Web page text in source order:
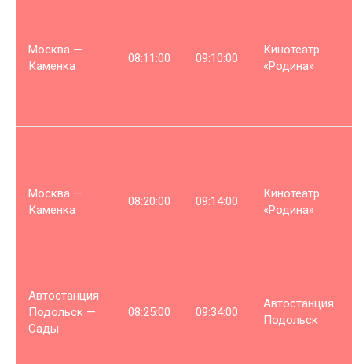
Москва —
Каменка
08:11:00 09:10:00
Кинотеатр
«Родина»
Москва —
Каменка
08:20:00 09:14:00
Кинотеатр
«Родина»
Автостанция
Подольск —
Сады
08:25:00 09:34:00
Автостанция
Подольск